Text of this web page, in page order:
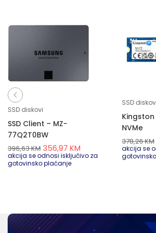
SSD diskovi
SSD Client – MZ-
77Q2T0BW
396,63KM 356,97 KM
akcija se odnosi isključivo za
gotovinsko plaćanje
SSD
Kingston
NVMe
378,26KM
akcija se